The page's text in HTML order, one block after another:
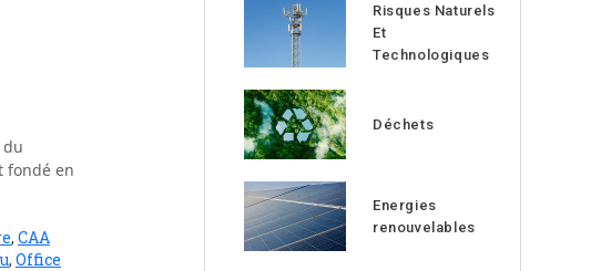
du
fondé en
, CAA
, Office
Risques Naturels
Et
Technologiques
Déchets
Energies
renouvelables